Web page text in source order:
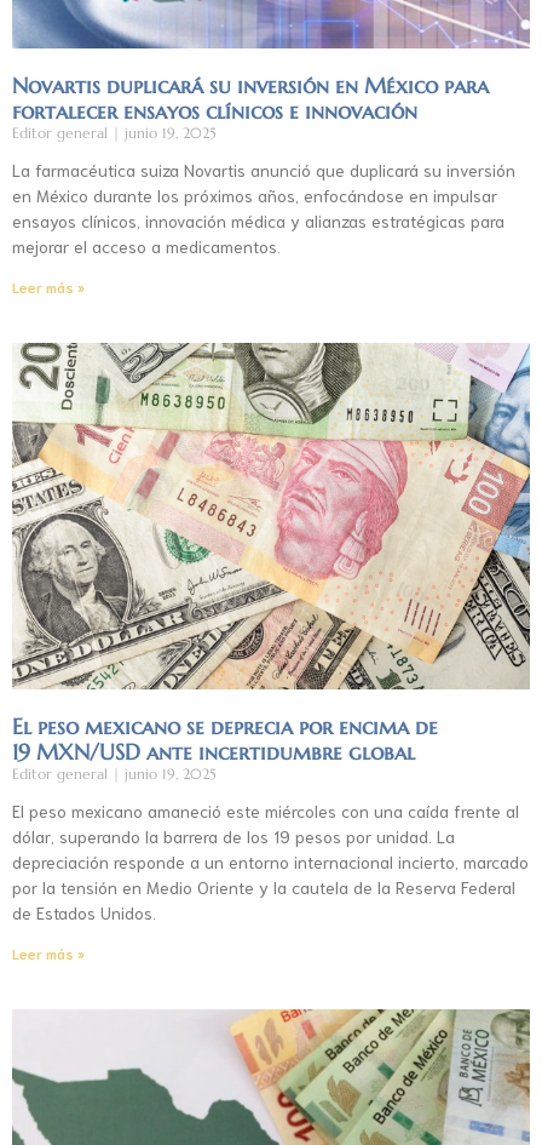
Novartis duplicará su inversión en México para
fortalecer ensayos clínicos e innovación
Editor general junio 19, 2025
La farmacéutica suiza Novartis anunció que duplicará su inversión
en México durante los próximos años, enfocándose en impulsar
ensayos clínicos, innovación médica y alianzas estratégicas para
mejorar el acceso a medicamentos.
Leer más »
El peso mexicano se deprecia por encima de
19 MXN/USD ante incertidumbre global
Editor general junio 19, 2025
El peso mexicano amaneció este miércoles con una caída frente al
dólar, superando la barrera de los 19 pesos por unidad. La
depreciación responde a un entorno internacional incierto, marcado
por la tensión en Medio Oriente y la cautela de la Reserva Federal
de Estados Unidos.
Leer más »